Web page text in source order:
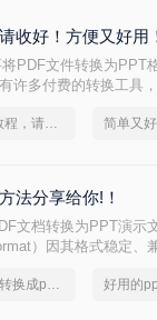
收好！方便又好用
PDF文件转换为PPT
许多付费的转换工具
这份ppt文档转pdf教程，请收好！
法分享给你!！
文档转换为PPT演示
）因其格式稳定、
帮助您轻松完成格式
干货分享，不懂ppt转换成pdf的朋友快快收藏起来